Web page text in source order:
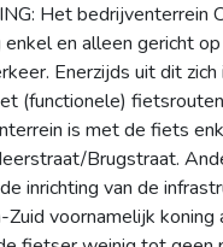
Het bedrijventerrein
enkel en alleen gericht
Enerzijds uit dit
(functionele)
is met de fiets
Brugstraat.
inrichting van de
Zuid voornamelijk koning